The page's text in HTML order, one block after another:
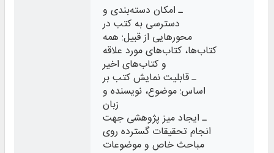
ـ امکان دسته‌بندی و
دسترسی به کتب در
محورهایی از قبیل: همه
کتاب‌ها، کتاب‌های مورد علاقه
ـ قابلیت نمایش کتب بر
اساس: موضوع، نویسنده و
ـ ایجاد میز پژوهشی جهت
انجام تحقیقات گسترده روی
مباحث خاص و موضوعات